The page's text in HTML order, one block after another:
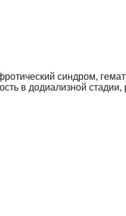
синдром,
в додиализной